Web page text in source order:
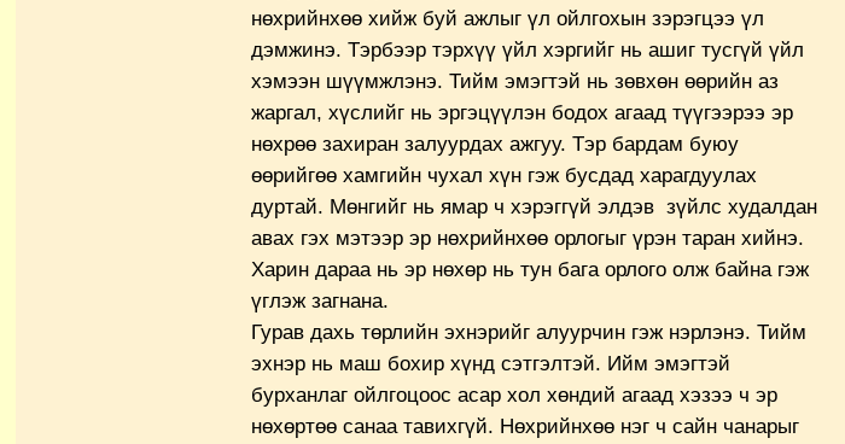
нөхрийнхөө хийж буй ажлыг үл ойлгохын зэрэгцээ үл
дэмжинэ. Тэрбээр тэрхүү үйл хэргийг нь ашиг тусгүй үйл
хэмээн шүүмжлэнэ. Тийм эмэгтэй нь зөвхөн өөрийн аз
жаргал, хүслийг нь эргэцүүлэн бодох агаад түүгээрээ эр
нөхрөө захиран залуурдах ажгуу. Тэр бардам буюу
өөрийгөө хамгийн чухал хүн гэж бусдад харагдуулах
дуртай. Мөнгийг нь ямар ч хэрэггүй элдэв зүйлс худалдан
авах гэх мэтээр эр нөхрийнхөө орлогыг үрэн таран хийнэ.
Харин дараа нь эр нөхөр нь тун бага орлого олж байна гэж
үглэж загнана.
Гурав дахь төрлийн эхнэрийг алуурчин гэж нэрлэнэ. Тийм
эхнэр нь маш бохир хүнд сэтгэлтэй. Ийм эмэгтэй
бурханлаг ойлгоцоос асар хол хөндий агаад хэзээ ч эр
нөхөртөө санаа тавихгүй. Нөхрийнхөө нэг ч сайн чанарыг